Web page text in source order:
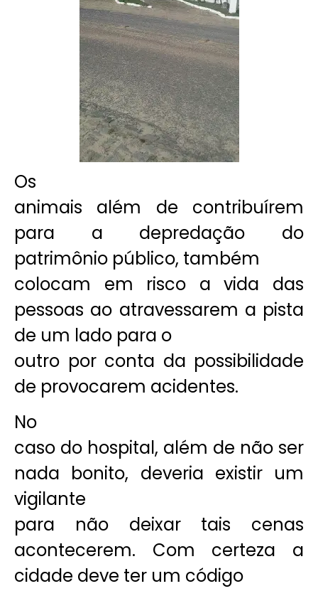
Os
animais além de contribuírem
para a depredação do
patrimônio público, também
colocam em risco a vida das
pessoas ao atravessarem a pista
de um lado para o
outro por conta da possibilidade
de provocarem acidentes.
No
caso do hospital, além de não ser
nada bonito, deveria existir um
vigilante
para não deixar tais cenas
acontecerem. Com certeza a
cidade deve ter um código